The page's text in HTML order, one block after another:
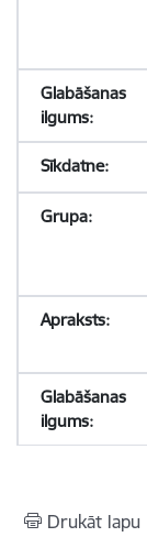
Drukāt lapu